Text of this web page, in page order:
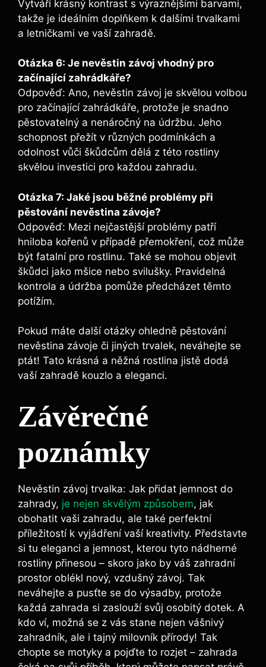
Vytváří krásný kontrast s výraznějšími barvami,
takže je ideálním doplňkem k dalšími trvalkami
a letničkami ve vaší zahradě.
Otázka 6: Je nevěstin závoj vhodný pro
začínající zahrádkáře?
Odpověď: Ano, nevěstin závoj je skvělou volbou
pro začínající zahrádkáře, protože je snadno
pěstovatelný a nenáročný na údržbu. Jeho
schopnost přežít v různých podmínkách a
odolnost vůči škůdcům dělá z této rostliny
skvělou investici pro každou zahradu.
Otázka 7: Jaké jsou běžné problémy při
pěstování nevěstina závoje?
Odpověď: Mezi nejčastější problémy patří
hniloba kořenů v případě přemokření, což může
být fatalní pro rostlinu. Také se mohou objevit
škůdci jako mšice nebo svilušky. Pravidelná
kontrola a údržba pomůže předcházet těmto
potížím.
Pokud máte další otázky ohledně pěstování
nevěstina závoje či jiných trvalek, neváhejte se
ptát! Tato krásná a něžná rostlina jistě dodá
vaší zahradě kouzlo a eleganci.
Závěrečné
poznámky
Nevěstin závoj trvalka: Jak přidat jemnost do
zahrady, je nejen skvělým způsobem, jak
obohatit vaši zahradu, ale také perfektní
příležitostí k vyjádření vaší kreativity. Představte
si tu eleganci a jemnost, kterou tyto nádherné
rostliny přinesou – skoro jako by váš zahradní
prostor oblékl nový, vzdušný závoj. Tak
neváhejte a pusťte se do výsadby, protože
každá zahrada si zaslouží svůj osobitý dotek. A
kdo ví, možná se z vás stane nejen vášnivý
zahradník, ale i tajný milovník přírody! Tak
chopte se motyky a pojďte to rozjet – zahrada